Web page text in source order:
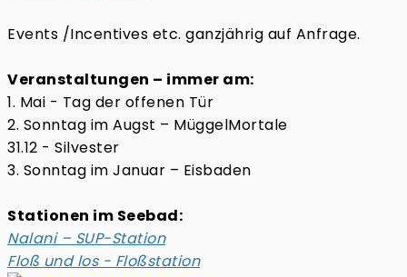
Events /Incentives etc. ganzjährig auf Anfrage.
Veranstaltungen – immer am:
1. Mai - Tag der offenen Tür
2. Sonntag im Augst – MüggelMortale
31.12 - Silvester
3. Sonntag im Januar – Eisbaden
Stationen im Seebad:
Nalani – SUP-Station
Floß und los - Floßstation